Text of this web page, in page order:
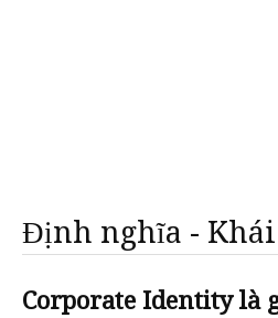
Định nghĩa -
Corporate Identity là